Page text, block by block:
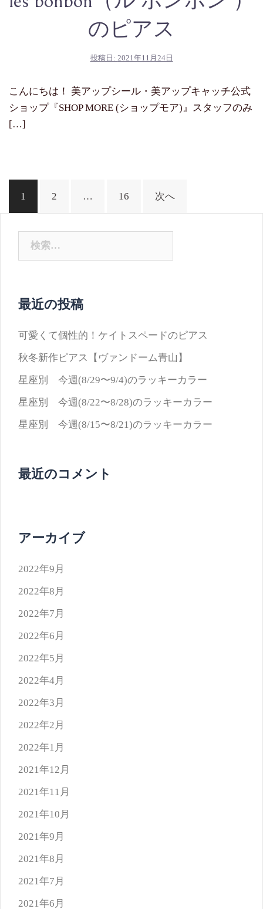
のピアス
投稿日: 2021年11月24日
こんにちは！ 美アップシール・美アップキャッチ公式
ショップ『SHOP MORE (ショップモア)』スタッフのみ
[…]
投
稿
ナ
ー
ョ
ン
1 2 … 16 次へ
最近の投稿
可愛くて個性的！ケイトスペードのピアス
秋冬新作ピアス【ヴァンドーム青山】
星座別 今週(8/29〜9/4)のラッキーカラー
星座別 今週(8/22〜8/28)のラッキーカラー
星座別 今週(8/15〜8/21)のラッキーカラー
最近のコメント
アーカイブ
2022年9月
2022年8月
2022年7月
2022年6月
2022年5月
2022年4月
2022年3月
2022年2月
2022年1月
2021年12月
2021年11月
2021年10月
2021年9月
2021年8月
2021年7月
2021年6月